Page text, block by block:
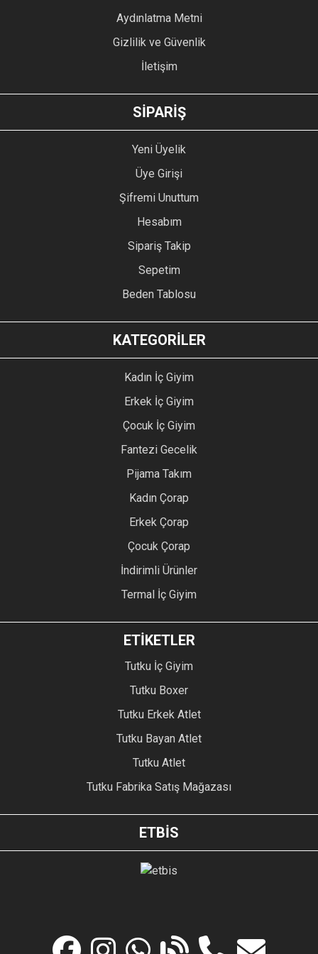
GÖNDER
Aydınlatma Metni
Gizlilik ve Güvenlik
İletişim
SİPARİŞ
Yeni Üyelik
Üye Girişi
Şifremi Unuttum
Hesabım
Sipariş Takip
Sepetim
Beden Tablosu
KATEGORİLER
Kadın İç Giyim
Erkek İç Giyim
Çocuk İç Giyim
Fantezi Gecelik
Pijama Takım
Kadın Çorap
Erkek Çorap
Çocuk Çorap
İndirimli Ürünler
Termal İç Giyim
ETİKETLER
Tutku İç Giyim
Tutku Boxer
Tutku Erkek Atlet
Tutku Bayan Atlet
Tutku Atlet
Tutku Fabrika Satış Mağazası
ETBİS